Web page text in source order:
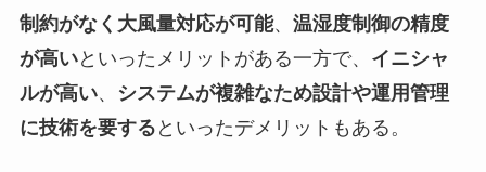
制約がなく大風量対応が可能、 温湿度制御の精度
が高いといったメリットがある一方で、 イニシャ
ルが高い、
システムが複雑なため設計や運用管理
に技術を要する といったデメリットもある。